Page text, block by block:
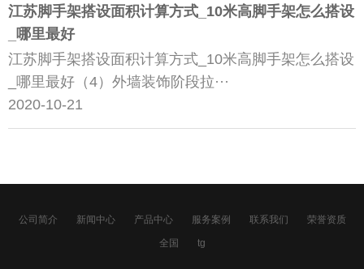
江苏脚手架搭设面积计算方式_10米高脚手架怎么搭设
_哪里最好
江苏脚手架搭设面积计算方式_10米高脚手架怎么搭设
_哪里最好（4）外墙装饰阶段拉···
2020-10-21
公司简介 新闻中心 产品中心 服务案例 联系我们 荣誉资质
全国 tg